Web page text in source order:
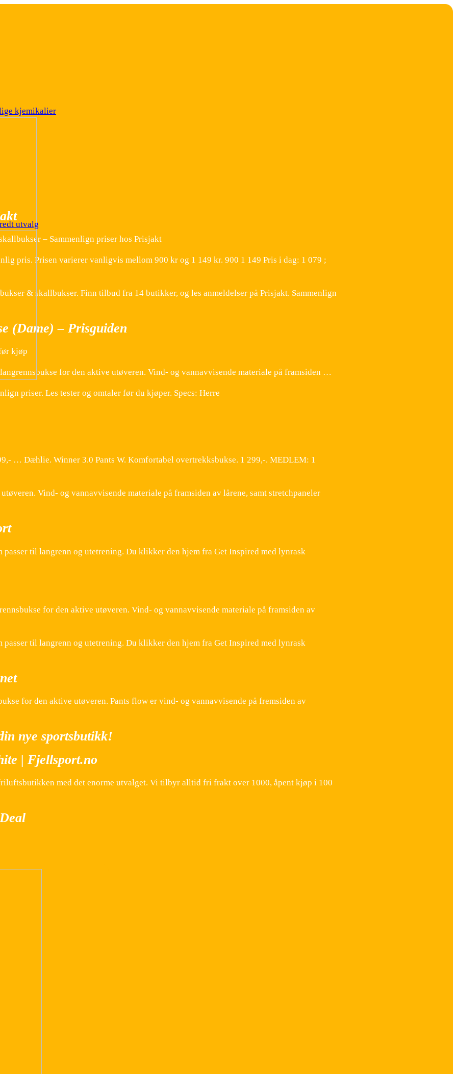
kjemikalier
utvalg
– Sammenlign priser hos Prisjakt
pris. Prisen varierer vanligvis mellom 900 kr og 1 149 kr. 900 1 149 Pris i dag: 1 079 ;
& skallbukser. Finn tilbud fra 14 butikker, og les anmeldelser på Prisjakt. Sammenlign
(Dame) – Prisguiden
kjøp
for den aktive utøveren. Vind- og vannavvisende materiale på framsiden …
priser. Les tester og omtaler før du kjøper. Specs: Herre
… Dæhlie. Winner 3.0 Pants W. Komfortabel overtrekksbukse. 1 299,-. MEDLEM: 1
Vind- og vannavvisende materiale på framsiden av lårene, samt stretchpaneler
til langrenn og utetrening. Du klikker den hjem fra Get Inspired med lynrask
for den aktive utøveren. Vind- og vannavvisende materiale på framsiden av
til langrenn og utetrening. Du klikker den hjem fra Get Inspired med lynrask
for den aktive utøveren. Pants flow er vind- og vannavvisende på fremsiden av
nye sportsbutikk!
| Fjellsport.no
med det enorme utvalget. Vi tilbyr alltid fri frakt over 1000, åpent kjøp i 100